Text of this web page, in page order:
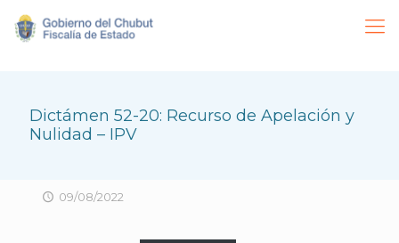
Dictámen 52-20: Recurso de Apelación y
Nulidad – IPV
09/08/2022